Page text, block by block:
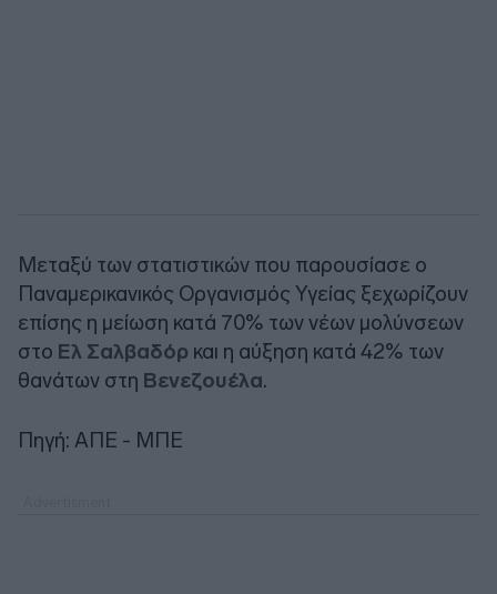
Μεταξύ των στατιστικών που παρουσίασε ο
Παναμερικανικός Οργανισμός Υγείας ξεχωρίζουν
επίσης η μείωση κατά 70% των νέων μολύνσεων
στο Ελ Σαλβαδόρ και η αύξηση κατά 42% των
θανάτων στη Βενεζουέλα.
Πηγή: ΑΠΕ - ΜΠΕ